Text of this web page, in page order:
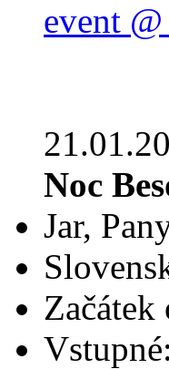
event
Noc
Jar,
Začátek